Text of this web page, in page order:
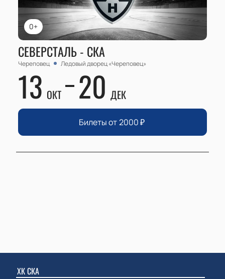
0+
СЕВЕРСТАЛЬ - СКА
Череповец Ледовый дворец «Череповец»
13 ОКТ 20 ДЕК
Билеты от 2000₽
ХК СКА